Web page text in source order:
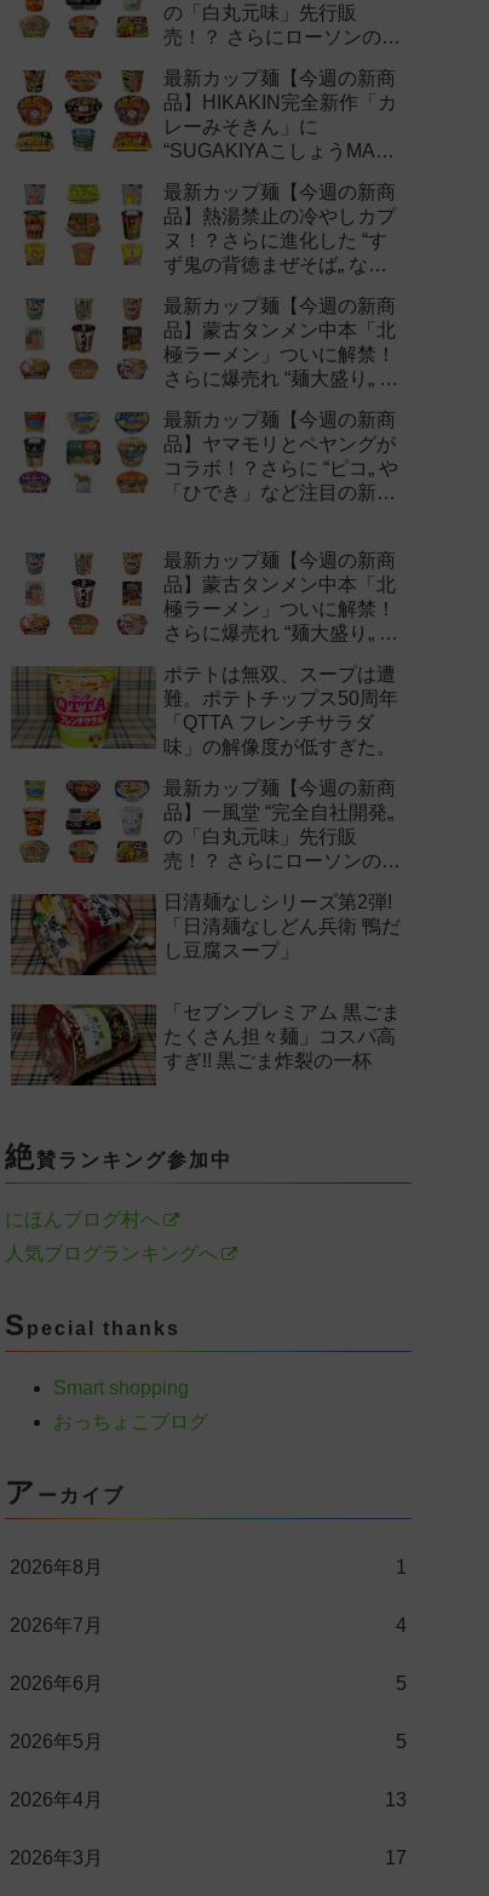
の「白丸元味」先行販
売！？ さらにローソンの激
新作まとめ！
最新カップ麺【今週の新商
品】HIKAKIN完全新作「カ
レーみそきん」に
“SUGAKIYAこしょうMAX„
最新カップ麺【今週の新商
品】熱湯禁止の冷やしカプ
ヌ！？さらに進化した “す
ず鬼の背徳まぜそば„ など
最新カップ麺【今週の新商
品】蒙古タンメン中本「北
極ラーメン」ついに解禁！
さらに爆売れ “麺大盛り„ シ
作まとめ！
最新カップ麺【今週の新商
品】ヤマモリとペヤングが
コラボ！？さらに “ピコ„ や
「ひでき」など注目の新作
最新カップ麺【今週の新商
品】蒙古タンメン中本「北
極ラーメン」ついに解禁！
さらに爆売れ “麺大盛り„ シ
作まとめ！
ポテトは無双、スープは遭
難。ポテトチップス50周年
「QTTA フレンチサラダ
味」の解像度が低すぎた。
最新カップ麺【今週の新商
品】一風堂 “完全自社開発„
の「白丸元味」先行販
売！？ さらにローソンの激
新作まとめ！
日清麺なしシリーズ第2弾!
「日清麺なしどん兵衛 鴨だ
し豆腐スープ」
「セブンプレミアム 黒ごま
たくさん担々麺」コスパ高
すぎ!! 黒ごま炸裂の一杯
絶賛ランキング参加中
にほんブログ村へ
人気ブログランキングへ
S pecial thanks
Smart shopping
おっちょこブログ
ア ーカイブ
2026年8月 1
2026年7月 4
2026年6月 5
2026年5月 5
2026年4月 13
2026年3月 17